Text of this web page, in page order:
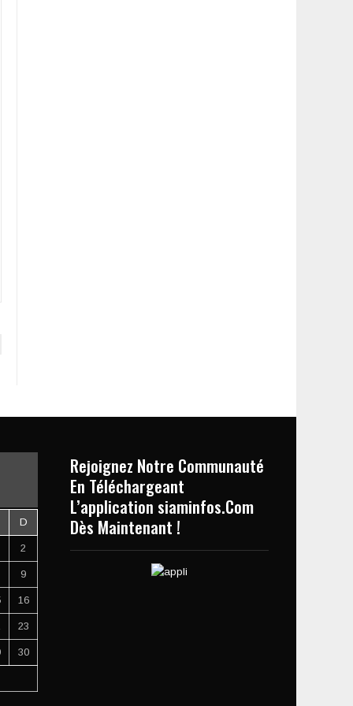
D
2
9
16
23
30
Rejoignez Notre Communauté
En Téléchargeant
L’application siaminfos.Com
Dès Maintenant !